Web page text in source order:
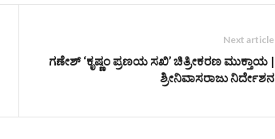
Next article
ಗಣೇಶ್ ‘ಕೃಷ್ಣಂ ಪ್ರಣಯ ಸಖಿ’ ಚಿತ್ರೀಕರಣ ಮುಕ್ತಾಯ |
ಶ್ರೀನಿವಾಸರಾಜು ನಿರ್ದೇಶನ